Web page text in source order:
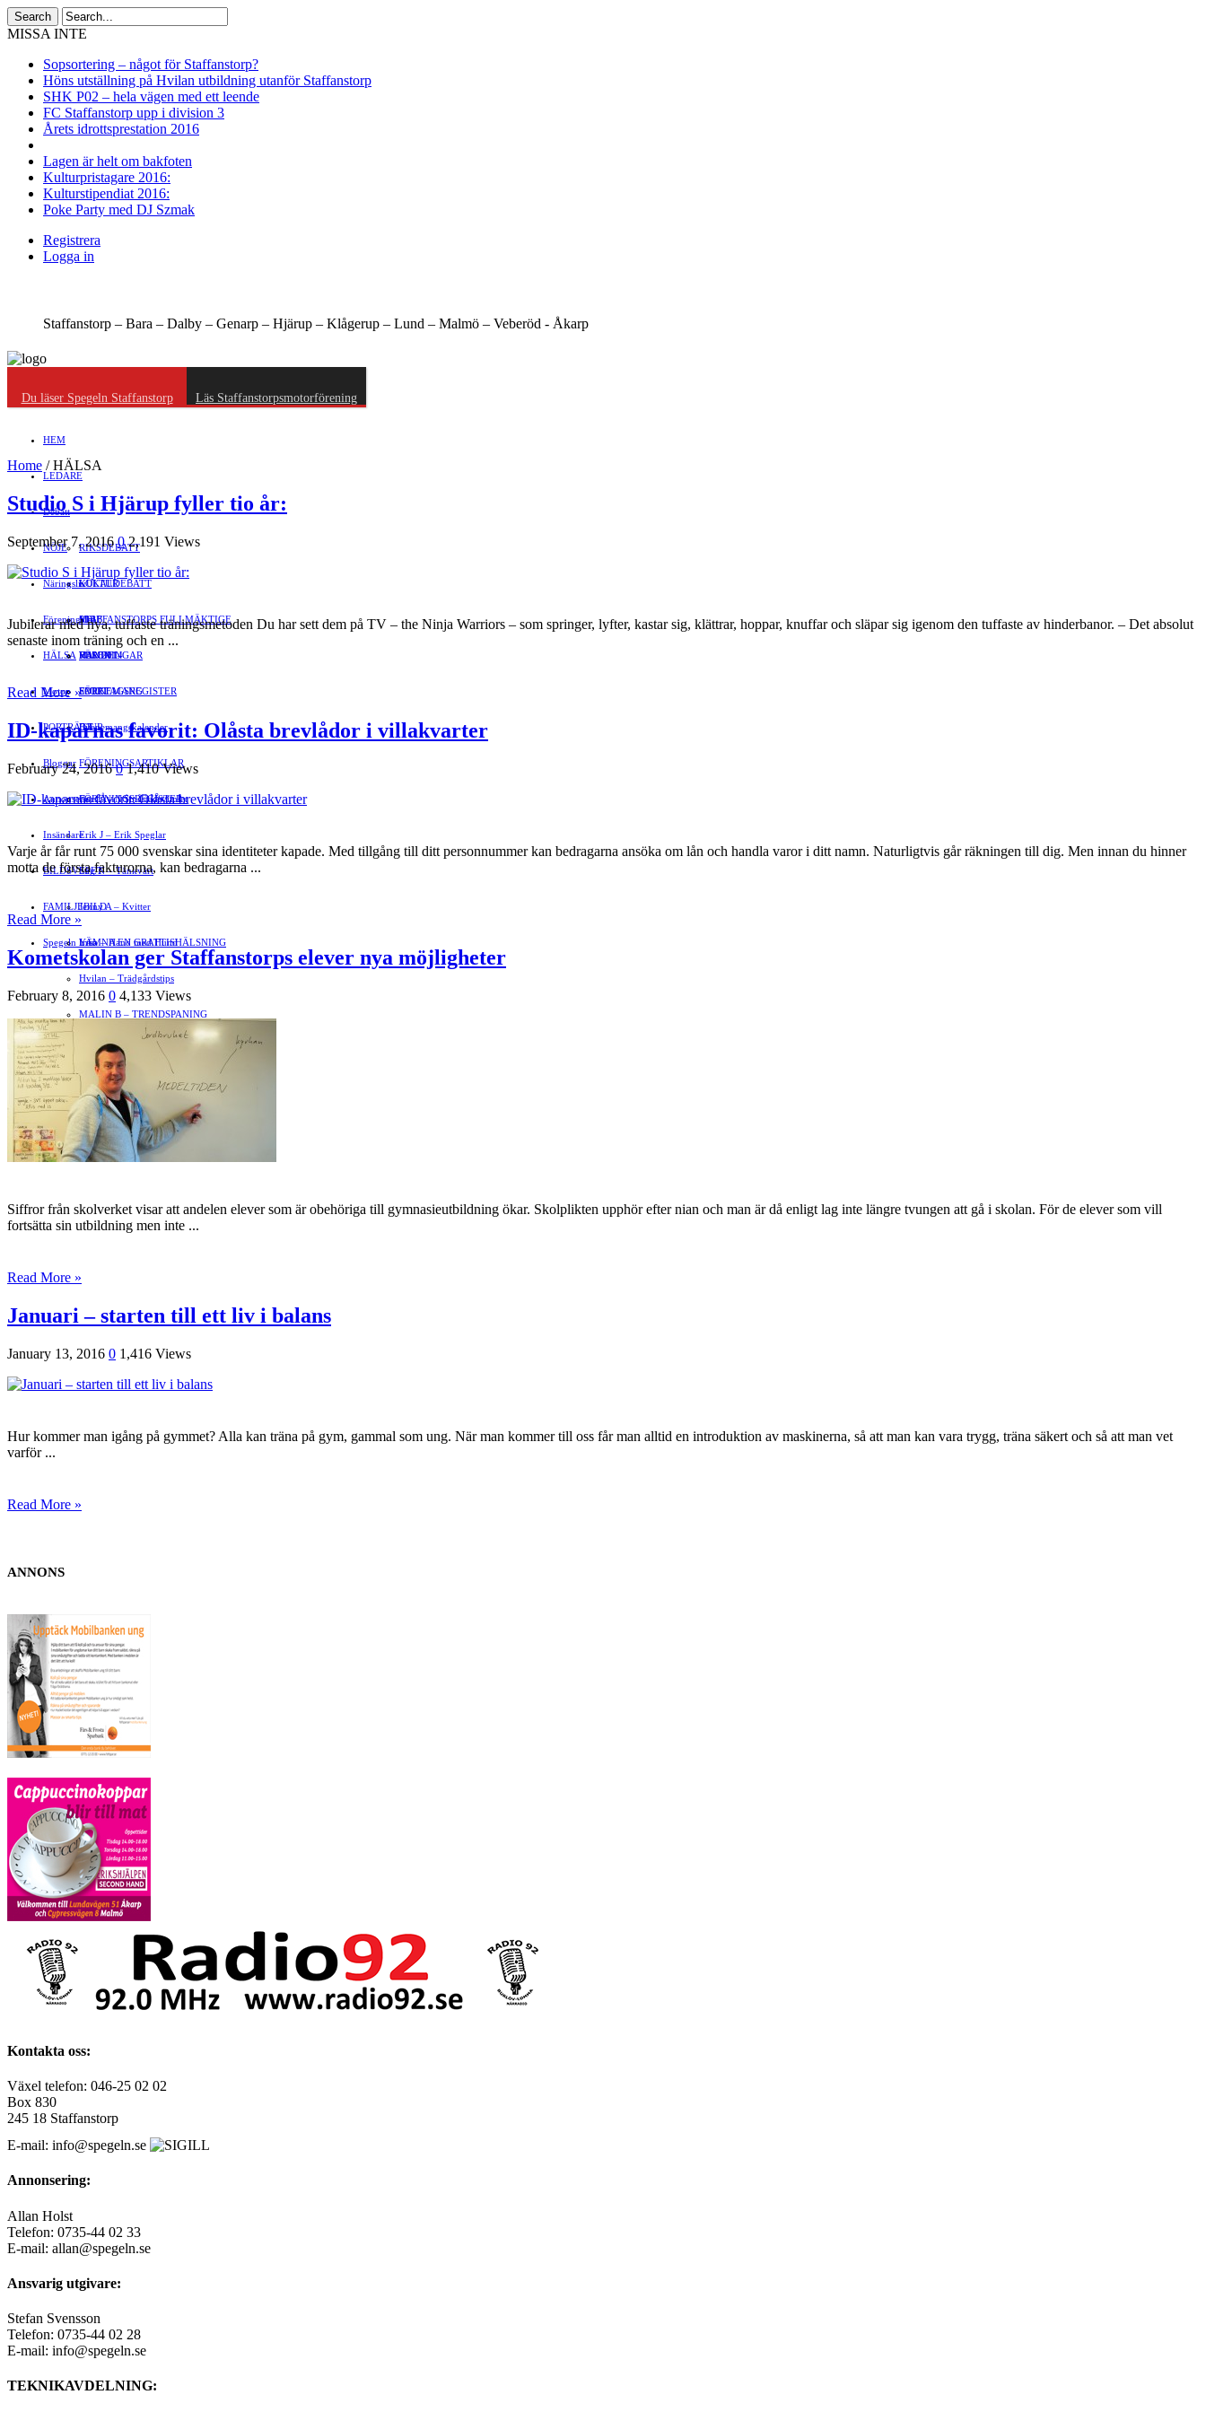
MISSA INTE
Sopsortering – något för Staffanstorp?
Höns utställning på Hvilan utbildning utanför Staffanstorp
SHK P02 – hela vägen med ett leende
FC Staffanstorp upp i division 3
Årets idrottsprestation 2016
Lagen är helt om bakfoten
Kulturpristagare 2016:
Kulturstipendiat 2016:
Poke Party med DJ Szmak
Registrera
Logga in
Staffanstorp – Bara – Dalby – Genarp – Hjärup – Klågerup – Lund – Malmö – Veberöd - Åkarp
Du läser Spegeln Staffanstorp Läs Staffanstorpsmotorförening
HEM
LEDARE
Debatt
RIKSDEBATT
LOKALDEBATT
STAFFANSTORPS FULLMÄKTIGE
VAL 2014
NÖJE
KULTUR
Mat
RESOR
EVENEMANG
Evenemangskalender
Näringsliv
JOBB
HANDEL
FÖRETAGSREGISTER
Föreningsliv
FÖRENINGAR
SPORT
DJUR
FÖRENINGSARTIKLAR
FÖRENINGSREGISTER
HÄLSA
Motor
PORTRÄTT
Bloggar
Gert Å – I Småstadsvimlet
Erik J – Erik Speglar
Stig N – Tänkvärt
Jenny A – Kvitter
Yrsa – Hand med Hund
Hvilan – Trädgårdstips
MALIN B – TRENDSPANING
Kåserier
Ovriga
Annonsera
Insändare
BILDSVEPET
FAMILJEBILD
LÄMNA EN GRATTISHÄLSNING
Spegeln Info
Home /HÄLSA
Studio S i Hjärup fyller tio år:
September 7, 2016 0 2,191 Views
Jubilerar med nya, tuffaste träningsmetoden Du har sett dem på TV – the Ninja Warriors – som springer, lyfter, kastar sig, klättrar, hoppar, knuffar och släpar sig igenom den tuffaste av hinderbanor. – Det absolut
senaste inom träning och en ...
Read More »
ID-kaparnas favorit: Olåsta brevlådor i villakvarter
February 24, 2016 0 1,410 Views
Varje år får runt 75 000 svenskar sina identiteter kapade. Med tillgång till ditt personnummer kan bedragarna ansöka om lån och handla varor i ditt namn. Naturligtvis går räkningen till dig. Men innan du hinner
motta de första fakturorna, kan bedragarna ...
Read More »
Kometskolan ger Staffanstorps elever nya möjligheter
February 8, 2016 0 4,133 Views
Siffror från skolverket visar att andelen elever som är obehöriga till gymnasieutbildning ökar. Skolplikten upphör efter nian och man är då enligt lag inte längre tvungen att gå i skolan. För de elever som vill
fortsätta sin utbildning men inte ...
Read More »
Januari – starten till ett liv i balans
January 13, 2016 0 1,416 Views
Hur kommer man igång på gymmet? Alla kan träna på gym, gammal som ung. När man kommer till oss får man alltid en introduktion av maskinerna, så att man kan vara trygg, träna säkert och så att man vet
varför ...
Read More »
ANNONS
Kontakta oss:
Växel telefon: 046-25 02 02
Box 830
245 18 Staffanstorp
E-mail: info@spegeln.se
Annonsering:
Allan Holst
Telefon: 0735-44 02 33
E-mail: allan@spegeln.se
Ansvarig utgivare:
Stefan Svensson
Telefon: 0735-44 02 28
E-mail: info@spegeln.se
TEKNIKAVDELNING: